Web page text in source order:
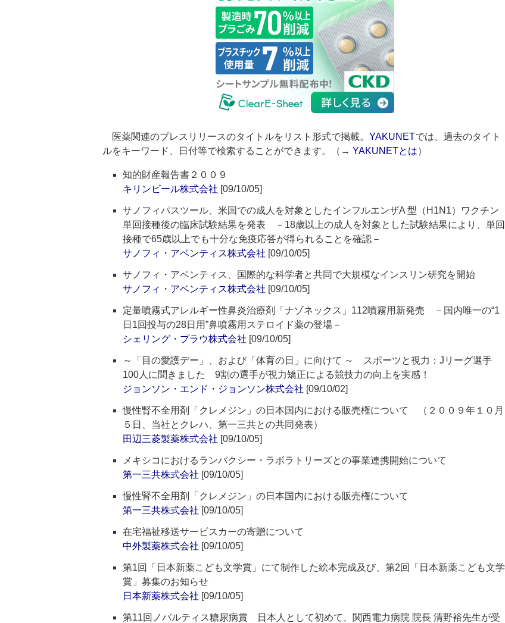
医薬関連のプレスリリースのタイトルをリスト形式で掲載。 YAKUNETでは、過去のタイト
ルをキーワード、日付等で検索することができます。（→ YAKUNETとは）
知的財産報告書２００９
キリンビール株式会社 [09/10/05]
サノフィパスツール、米国での成人を対象としたインフルエンザA 型（H1N1）ワクチン
単回接種後の臨床試験結果を発表 －18歳以上の成人を対象とした試験結果により、単回
接種で65歳以上でも十分な免疫応答が得られることを確認－
サノフィ・アベンティス株式会社 [09/10/05]
サノフィ・アベンティス、国際的な科学者と共同で大規模なインスリン研究を開始
サノフィ・アベンティス株式会社 [09/10/05]
定量噴霧式アレルギー性鼻炎治療剤「ナゾネックス」112噴霧用新発売 －国内唯一の“1
日1回投与の28日用”鼻噴霧用ステロイド薬の登場－
シェリング・プラウ株式会社 [09/10/05]
～「目の愛護デー」、および「体育の日」に向けて ～ スポーツと視力：Jリーグ選手
100人に聞きました 9割の選手が視力矯正による競技力の向上を実感！
ジョンソン・エンド・ジョンソン株式会社 [09/10/02]
慢性腎不全用剤「クレメジン」の日本国内における販売権について （２００９年１０月
５日、当社とクレハ、第一三共との共同発表）
田辺三菱製薬株式会社 [09/10/05]
メキシコにおけるランバクシー・ラボラトリーズとの事業連携開始について
第一三共株式会社 [09/10/05]
慢性腎不全用剤「クレメジン」の日本国内における販売権について
第一三共株式会社 [09/10/05]
在宅福祉移送サービスカーの寄贈について
中外製薬株式会社 [09/10/05]
第1回「日本新薬こども文学賞」にて制作した絵本完成及び、第2回「日本新薬こども文学
賞」募集のお知らせ
日本新薬株式会社 [09/10/05]
第11回ノバルティス糖尿病賞 日本人として初めて、関西電力病院 院長 清野裕先生が受